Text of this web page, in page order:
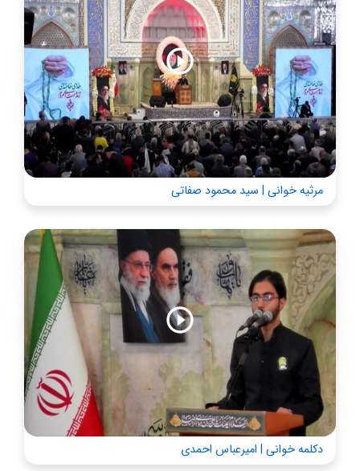
مرثیه خوانی | سید محمود صفاتی
دکلمه خوانی | امیرعباس احمدی